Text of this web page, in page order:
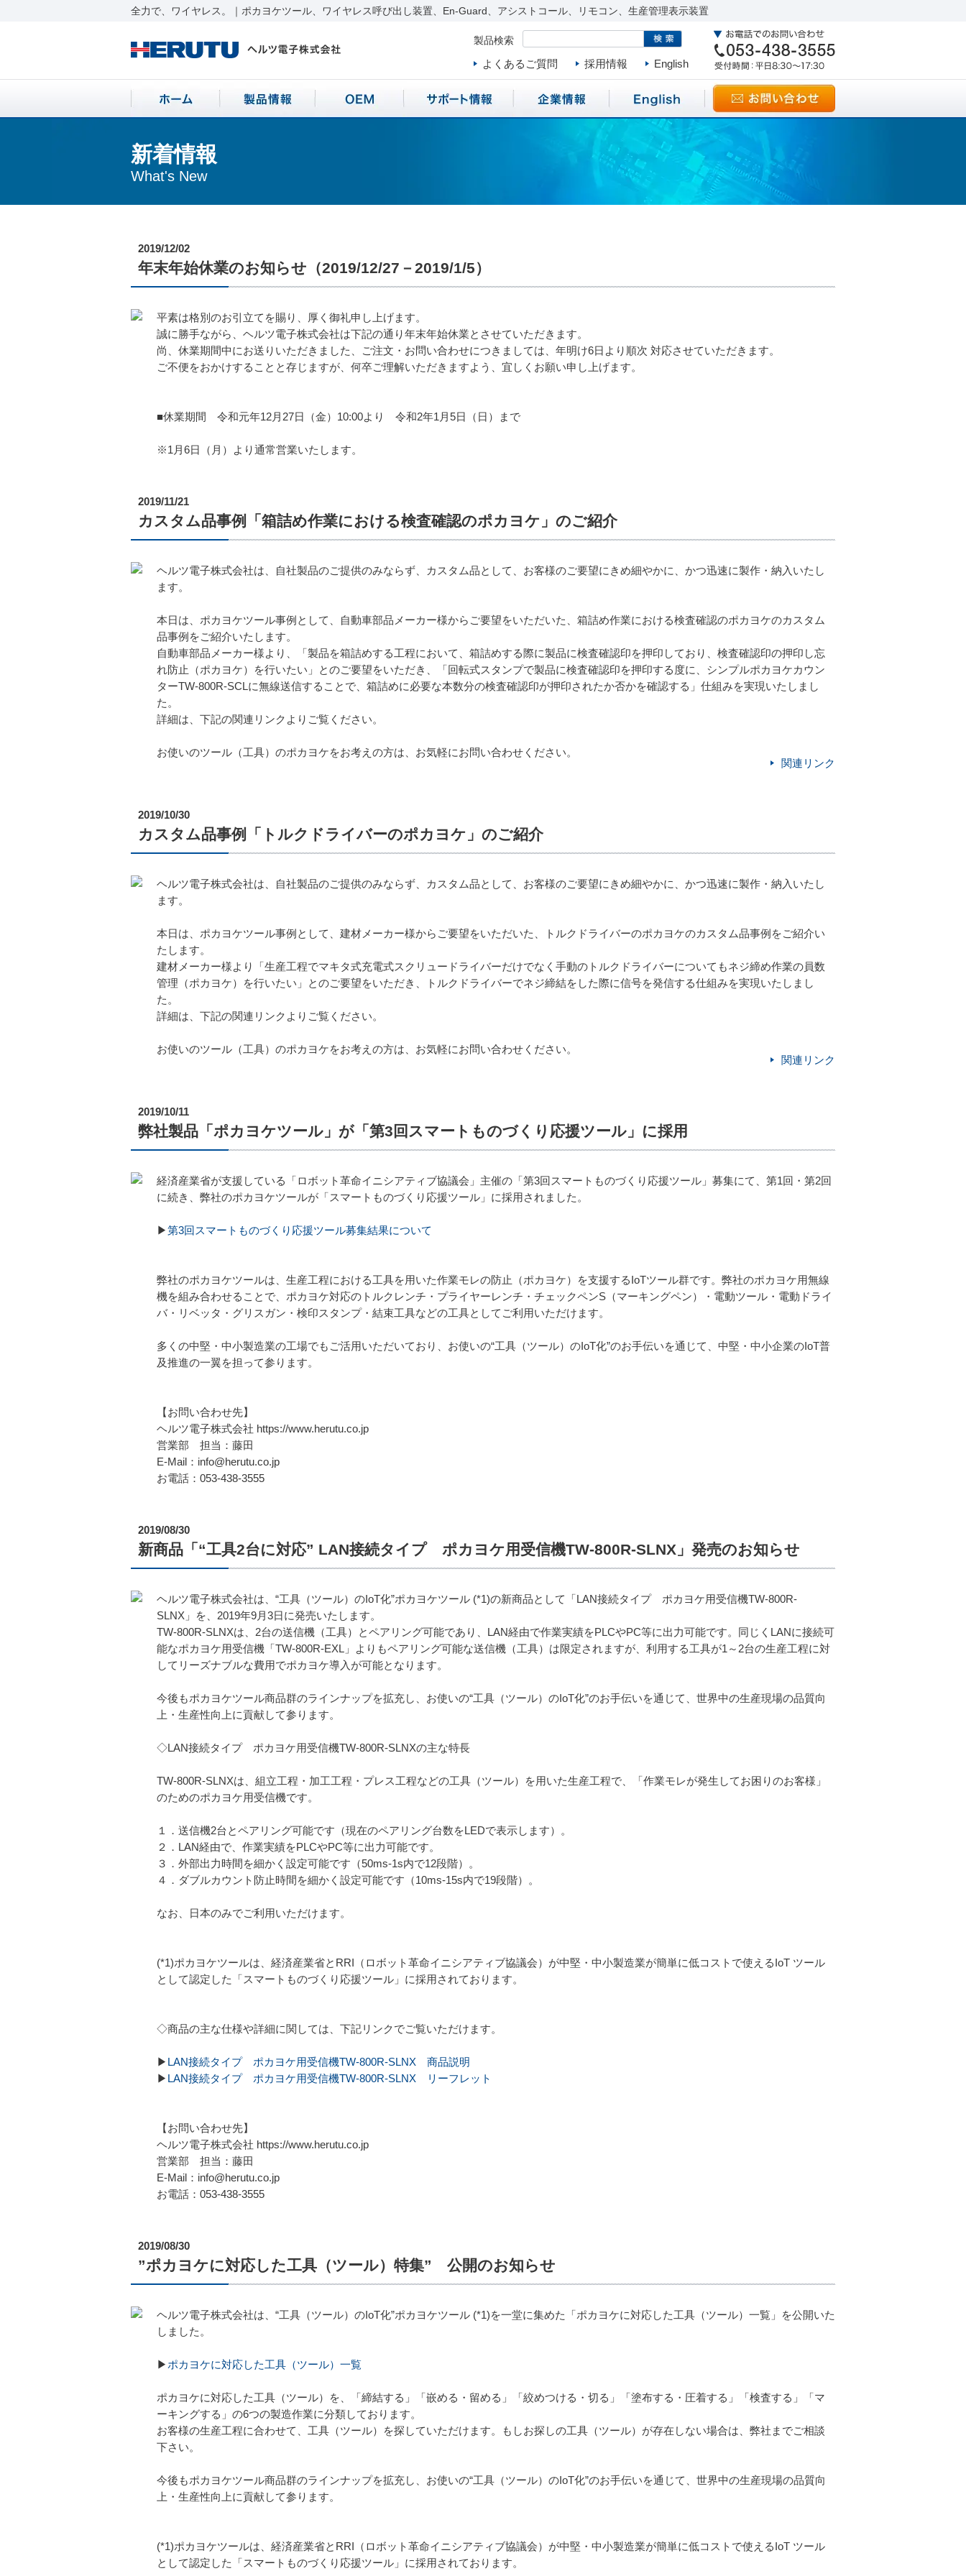
全力で、ワイヤレス。｜ポカヨケツール、ワイヤレス呼び出し装置、En-Guard、アシストコール、リモコン、生産管理表示装置
製品検索
よくあるご質問 採用情報 English
新着情報
What's New
2019/12/02
年末年始休業のお知らせ（2019/12/27－2019/1/5）
平素は格別のお引立てを賜り、厚く御礼申し上げます。
誠に勝手ながら、ヘルツ電子株式会社は下記の通り年末年始休業とさせていただきます。
尚、休業期間中にお送りいただきました、ご注文・お問い合わせにつきましては、年明け6日より順次 対応させていただきます。
ご不便をおかけすることと存じますが、何卒ご理解いただきますよう、宜しくお願い申し上げます。
■休業期間 令和元年12月27日（金）10:00より 令和2年1月5日（日）まで
※1月6日（月）より通常営業いたします。
2019/11/21
カスタム品事例「箱詰め作業における検査確認のポカヨケ」のご紹介
ヘルツ電子株式会社は、自社製品のご提供のみならず、カスタム品として、お客様のご要望にきめ細やかに、かつ迅速に製作・納入いたし
ます。
本日は、ポカヨケツール事例として、自動車部品メーカー様からご要望をいただいた、箱詰め作業における検査確認のポカヨケのカスタム
品事例をご紹介いたします。
自動車部品メーカー様より、「製品を箱詰めする工程において、箱詰めする際に製品に検査確認印を押印しており、検査確認印の押印し忘
れ防止（ポカヨケ）を行いたい」とのご要望をいただき、「回転式スタンプで製品に検査確認印を押印する度に、シンプルポカヨケカウン
ターTW-800R-SCLに無線送信することで、箱詰めに必要な本数分の検査確認印が押印されたか否かを確認する」仕組みを実現いたしまし
た。
詳細は、下記の関連リンクよりご覧ください。
お使いのツール（工具）のポカヨケをお考えの方は、お気軽にお問い合わせください。
関連リンク
2019/10/30
カスタム品事例「トルクドライバーのポカヨケ」のご紹介
ヘルツ電子株式会社は、自社製品のご提供のみならず、カスタム品として、お客様のご要望にきめ細やかに、かつ迅速に製作・納入いたし
ます。
本日は、ポカヨケツール事例として、建材メーカー様からご要望をいただいた、トルクドライバーのポカヨケのカスタム品事例をご紹介い
たします。
建材メーカー様より「生産工程でマキタ式充電式スクリュードライバーだけでなく手動のトルクドライバーについてもネジ締め作業の員数
管理（ポカヨケ）を行いたい」とのご要望をいただき、トルクドライバーでネジ締結をした際に信号を発信する仕組みを実現いたしまし
た。
詳細は、下記の関連リンクよりご覧ください。
お使いのツール（工具）のポカヨケをお考えの方は、お気軽にお問い合わせください。
関連リンク
2019/10/11
弊社製品「ポカヨケツール」が「第3回スマートものづくり応援ツール」に採用
経済産業省が支援している「ロボット革命イニシアティブ協議会」主催の「第3回スマートものづくり応援ツール」募集にて、第1回・第2回
に続き、弊社のポカヨケツールが「スマートものづくり応援ツール」に採用されました。
▶第3回スマートものづくり応援ツール募集結果について
弊社のポカヨケツールは、生産工程における工具を用いた作業モレの防止（ポカヨケ）を支援するIoTツール群です。弊社のポカヨケ用無線
機を組み合わせることで、ポカヨケ対応のトルクレンチ・プライヤーレンチ・チェックペンS（マーキングペン）・電動ツール・電動ドライ
バ・リベッタ・グリスガン・検印スタンプ・結束工具などの工具としてご利用いただけます。
多くの中堅・中小製造業の工場でもご活用いただいており、お使いの“工具（ツール）のIoT化”のお手伝いを通じて、中堅・中小企業のIoT普
及推進の一翼を担って参ります。
【お問い合わせ先】
ヘルツ電子株式会社 https://www.herutu.co.jp
営業部 担当：藤田
E-Mail：info@herutu.co.jp
お電話：053-438-3555
2019/08/30
新商品「“工具2台に対応” LAN接続タイプ ポカヨケ用受信機TW-800R-SLNX」発売のお知らせ
ヘルツ電子株式会社は、“工具（ツール）のIoT化”ポカヨケツール (*1)の新商品として「LAN接続タイプ ポカヨケ用受信機TW-800R-
SLNX」を、2019年9月3日に発売いたします。
TW-800R-SLNXは、2台の送信機（工具）とペアリング可能であり、LAN経由で作業実績をPLCやPC等に出力可能です。同じくLANに接続可
能なポカヨケ用受信機「TW-800R-EXL」よりもペアリング可能な送信機（工具）は限定されますが、利用する工具が1～2台の生産工程に対
してリーズナブルな費用でポカヨケ導入が可能となります。
今後もポカヨケツール商品群のラインナップを拡充し、お使いの“工具（ツール）のIoT化”のお手伝いを通じて、世界中の生産現場の品質向
上・生産性向上に貢献して参ります。
◇LAN接続タイプ ポカヨケ用受信機TW-800R-SLNXの主な特長
TW-800R-SLNXは、組立工程・加工工程・プレス工程などの工具（ツール）を用いた生産工程で、「作業モレが発生してお困りのお客様」
のためのポカヨケ用受信機です。
１．送信機2台とペアリング可能です（現在のペアリング台数をLEDで表示します）。
２．LAN経由で、作業実績をPLCやPC等に出力可能です。
３．外部出力時間を細かく設定可能です（50ms-1s内で12段階）。
４．ダブルカウント防止時間を細かく設定可能です（10ms-15s内で19段階）。
なお、日本のみでご利用いただけます。
(*1)ポカヨケツールは、経済産業省とRRI（ロボット革命イニシアティブ協議会）が中堅・中小製造業が簡単に低コストで使えるIoT ツール
として認定した「スマートものづくり応援ツール」に採用されております。
◇商品の主な仕様や詳細に関しては、下記リンクでご覧いただけます。
▶ LAN接続タイプ ポカヨケ用受信機TW-800R-SLNX 商品説明
▶ LAN接続タイプ ポカヨケ用受信機TW-800R-SLNX リーフレット
【お問い合わせ先】
ヘルツ電子株式会社 https://www.herutu.co.jp
営業部 担当：藤田
E-Mail：info@herutu.co.jp
お電話：053-438-3555
2019/08/30
”ポカヨケに対応した工具（ツール）特集” 公開のお知らせ
ヘルツ電子株式会社は、“工具（ツール）のIoT化”ポカヨケツール (*1)を一堂に集めた「ポカヨケに対応した工具（ツール）一覧」を公開いた
しました。
▶ ポカヨケに対応した工具（ツール）一覧
ポカヨケに対応した工具（ツール）を、「締結する」「嵌める・留める」「絞めつける・切る」「塗布する・圧着する」「検査する」「マ
ーキングする」の6つの製造作業に分類しております。
お客様の生産工程に合わせて、工具（ツール）を探していただけます。もしお探しの工具（ツール）が存在しない場合は、弊社までご相談
下さい。
今後もポカヨケツール商品群のラインナップを拡充し、お使いの“工具（ツール）のIoT化”のお手伝いを通じて、世界中の生産現場の品質向
上・生産性向上に貢献して参ります。
(*1)ポカヨケツールは、経済産業省とRRI（ロボット革命イニシアティブ協議会）が中堅・中小製造業が簡単に低コストで使えるIoT ツール
として認定した「スマートものづくり応援ツール」に採用されております。